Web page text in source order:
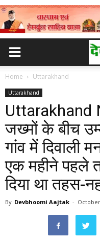
Home Uttarakhand
Uttarakhand
Uttarakhand
जख्मों के बीच
गांव में दिवाली
एक महीने पहले
दिया था तहस-
By Devbhoomi Aajtak -